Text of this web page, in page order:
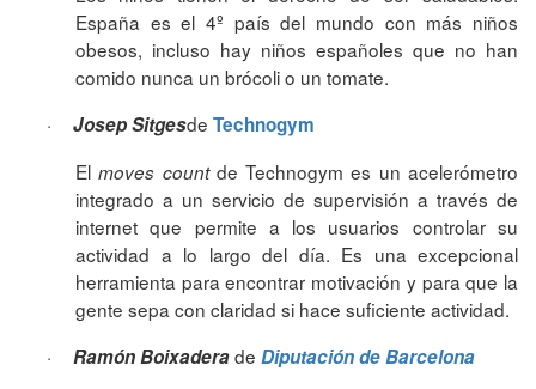
España es el 4º país del mundo con más niños
obesos, incluso hay niños españoles que no han
comido nunca un brócoli o un tomate.
·
Josep Sitgesde Technogym
Elmoves count de Technogym es un acelerómetro
integrado a un servicio de supervisión a través de
internet que permite a los usuarios controlar su
actividad a lo largo del día. Es una excepcional
herramienta para encontrar motivación y para que la
gente sepa con claridad si hace suficiente actividad.
·
Ramón Boixaderade Diputación de Barcelona